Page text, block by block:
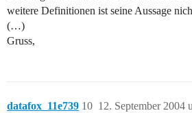
weitere Definitionen ist seine Aussage
(…)
Gruss,
datafox_11e739 12. September 2004
10